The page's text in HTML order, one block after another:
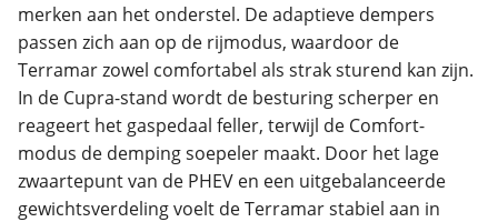
merken aan het onderstel. De adaptieve dempers
passen zich aan op de rijmodus, waardoor de
Terramar zowel comfortabel als strak sturend kan zijn.
In de Cupra-stand wordt de besturing scherper en
reageert het gaspedaal feller, terwijl de Comfort-
modus de demping soepeler maakt. Door het lage
zwaartepunt van de PHEV en een uitgebalanceerde
gewichtsverdeling voelt de Terramar stabiel aan in